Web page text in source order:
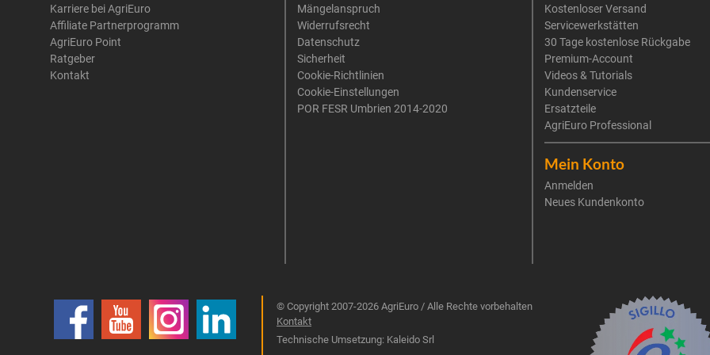
Karriere bei AgriEuro
Affiliate Partnerprogramm
AgriEuro Point
Ratgeber
Kontakt
Mängelanspruch
Widerrufsrecht
Datenschutz
Sicherheit
Cookie-Richtlinien
Cookie-Einstellungen
POR FESR Umbrien 2014-2020
Kostenloser Versand
Servicewerkstätten
30 Tage kostenlose Rückgabe
Premium-Account
Videos & Tutorials
Kundenservice
Ersatzteile
AgriEuro Professional
Mein Konto
Anmelden
Neues Kundenkonto
© Copyright 2007-2026 AgriEuro / Alle Rechte vorbehalten
Kontakt
Technische Umsetzung: Kaleido Srl